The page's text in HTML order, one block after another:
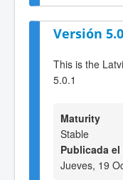
Versión
This is the
5.0.1
Maturity
Stable
Publicada el
Jueves, 19